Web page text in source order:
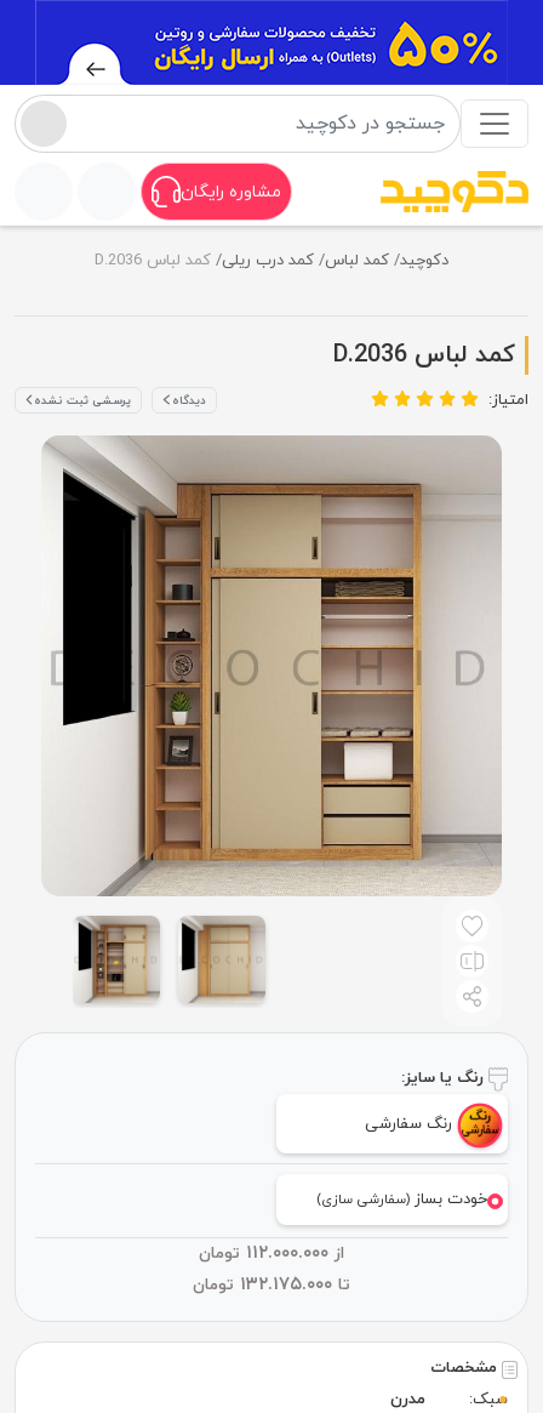
مشاوره رایگان
دکوچید کمد لباس کمد درب ریلی کمد لباس D.2036
کمد لباس D.2036
امتیاز: دیدگاه پرسشی ثبت نشده
مشخصات
سبک:
مدرن
رنگ یا سایز:
رنگ سفارشی
خودت بساز(سفارشی سازی)
از۱۱۲.۰۰۰.۰۰۰
تومان
تا
تومان